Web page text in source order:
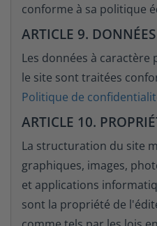
conforme à sa politique
ARTICLE 9.
Les données à
le site sont traitées
Politique de
ARTICLE 10.
La structuration du site
graphiques, images,
et applications
sont la propriété de